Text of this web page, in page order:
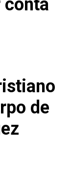
conta
de